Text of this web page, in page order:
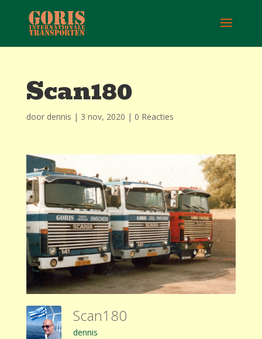
Scan180
door dennis | 3 nov, 2020 | 0 Reacties
Scan180
dennis